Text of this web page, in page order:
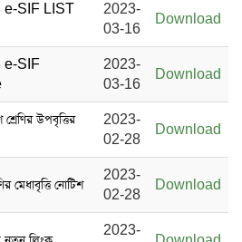
e-SIF LIST
2023-
03-16
Download
e-SIF
2023-
03-16
Download
উপবৃত্তির
2023-
02-28
Download
মেধাবৃত্তি নোটিশ
2023-
02-28
Download
2023-